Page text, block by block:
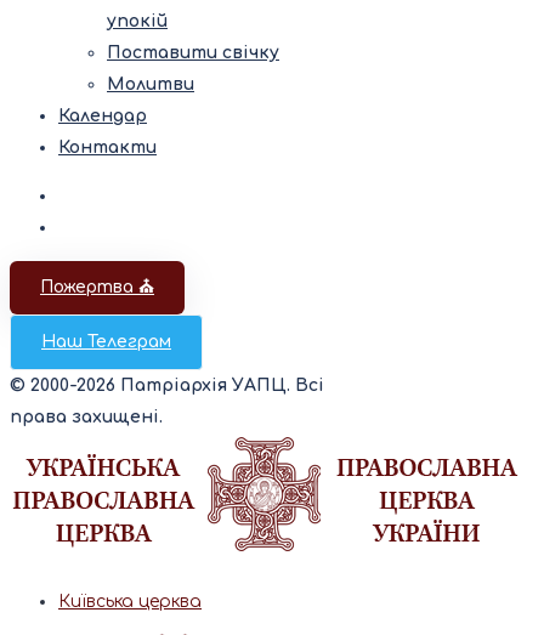
упокій
Поставити свічку
Молитви
Календар
Контакти
Пожертва ⛪️
Наш Телеграм
© 2000-2026 Патріархія УАПЦ. Всі
права захищені.
Київська церква